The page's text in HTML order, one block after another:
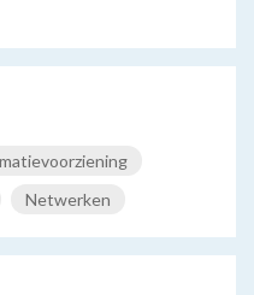
Netwerken